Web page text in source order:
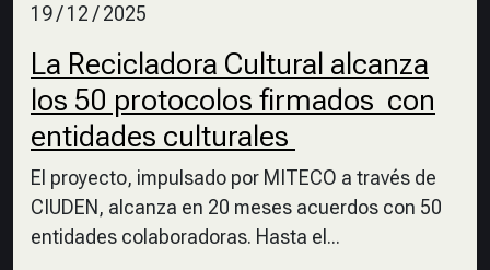
19 / 12 / 2025
La Recicladora Cultural alcanza
los 50 protocolos firmados con
entidades culturales
El proyecto, impulsado por MITECO a través de
CIUDEN, alcanza en 20 meses acuerdos con 50
entidades colaboradoras. Hasta el...